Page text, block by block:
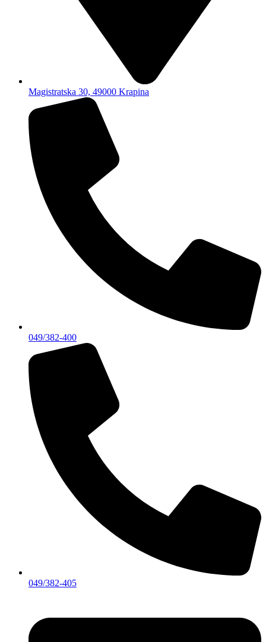
Magistratska 30, 49000 Krapina
049/382-400
049/382-405